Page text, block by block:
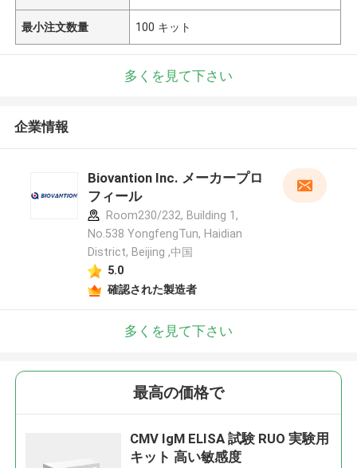
最小注文数量 100 キット
多くを見て下さい
企業情報
Biovantion Inc. メーカープロ
フィール
Room230/232, Building 1,
No.538 YongfengTun, Haidian
District, Beijing ,中国
5.0
確認された製造者
多くを見て下さい
最高の価格で
CMV IgM ELISA 試験 RUO 実験用
キット 高い敏感度